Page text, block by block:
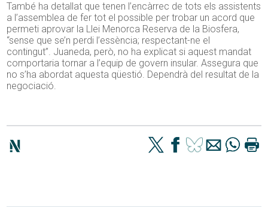
També ha detallat que tenen l’encàrrec de tots els assistents
a l’assemblea de fer tot el possible per trobar un acord que
permeti aprovar la Llei Menorca Reserva de la Biosfera,
“sense que se’n perdi l’essència; respectant-ne el
contingut”. Juaneda, però, no ha explicat si aquest mandat
comportaria tornar a l’equip de govern insular. Assegura que
no s’ha abordat aquesta qüestió. Dependrà del resultat de la
negociació.